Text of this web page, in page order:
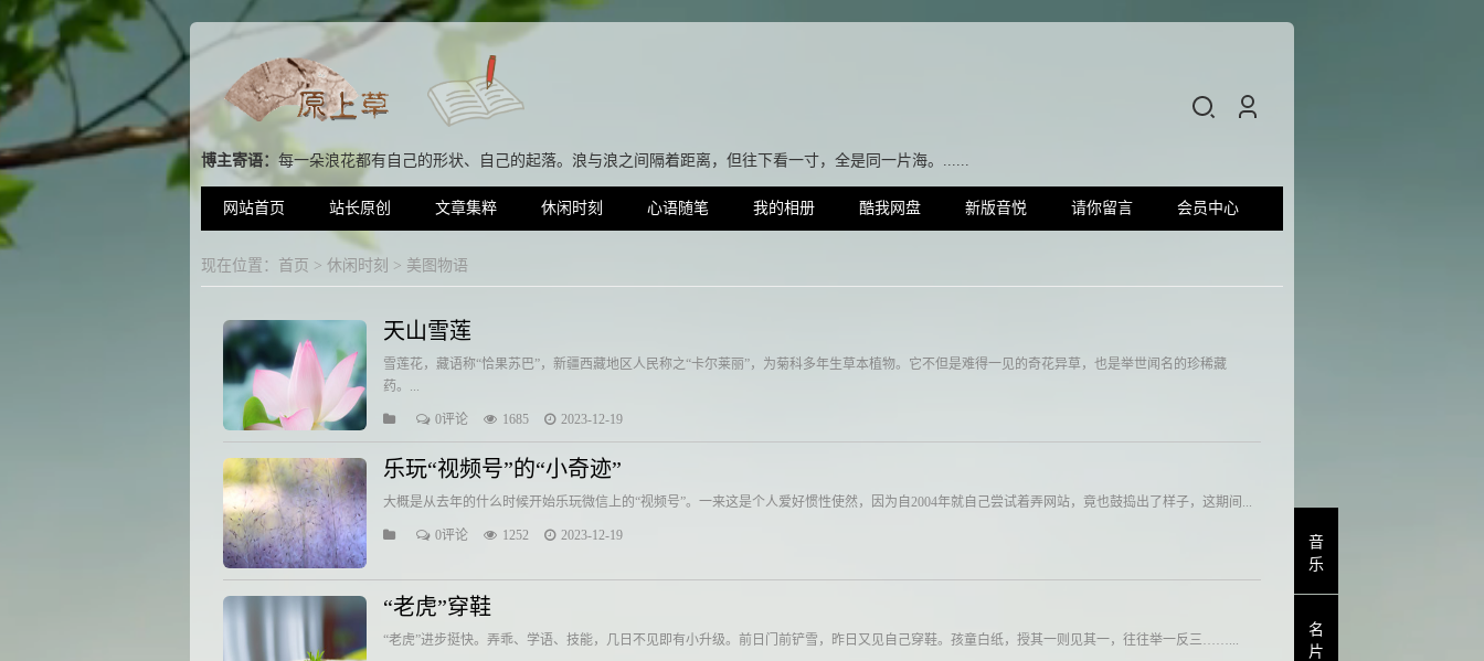
博主寄语： 每一朵浪花都有自己的形状、自己的起落。浪与浪之间隔着距离，但往下看一寸，全是同一片海。..
网站首页 站长原创 文章集粹 休闲时刻 心语随笔 我的相册 酷我网盘 新版音悦 请你留言 会员中心
现在位置： 首页 > 休闲时刻 > 美图物语
天山雪莲
雪莲花，藏语称“恰果苏巴”，新疆西藏地区人民称之“卡尔莱丽”，为菊科多年生草本植物。它不但是难得一见的奇花异草，也是举世闻名的珍稀藏
药。...
0评论 1685 2023-12-19
乐玩“视频号”的“小奇迹”
大概是从去年的什么时候开始乐玩微信上的“视频号”。一来这是个人爱好惯性使然，因为自2004年就自己尝试着弄网站，竟也鼓捣出了样子，这期间...
0评论 1252 2023-12-19
“老虎”穿鞋
“老虎”进步挺快。弄乖、学语、技能，几日不见即有小升级。前日门前铲雪，昨日又见自己穿鞋。孩童白纸，授其一则见其一，往往举一反三……...
音
乐
名
片